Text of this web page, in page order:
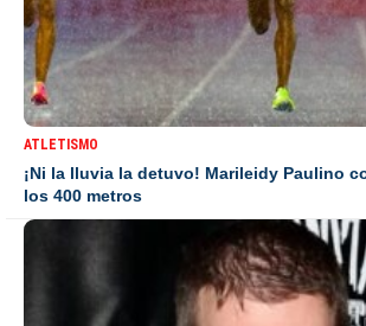
ATLETISMO
¡Ni la lluvia la detuvo! Marileidy Paulino
los 400 metros